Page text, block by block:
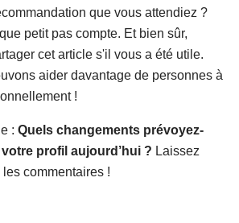
que vous attendiez ?
petit pas compte. Et bien sûr,
cet article s'il vous a été utile.
aider davantage de personnes à
!
: Quels changements prévoyez-
profil aujourd’hui ? Laissez
commentaires !